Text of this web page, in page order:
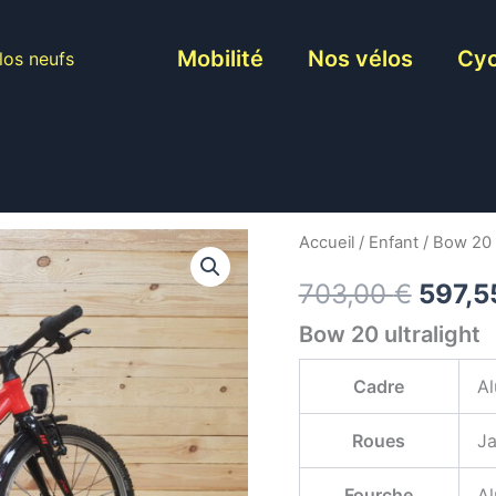
neufs Mobilité Nos vélos
Accueil/ Enfant/ Bow 20
703,00€ Le
prix
initial
était :
Bow 20 ultralight
Cadre
Roues